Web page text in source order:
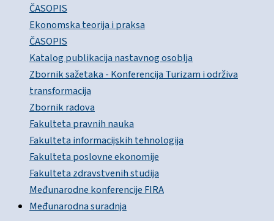
ČASOPIS
Ekonomska teorija i praksa
ČASOPIS
Katalog publikacija nastavnog osoblja
Zbornik sažetaka - Konferencija Turizam i održiva
transformacija
Zbornik radova
Fakulteta pravnih nauka
Fakulteta informacijskih tehnologija
Fakulteta poslovne ekonomije
Fakulteta zdravstvenih studija
Međunarodne konferencije FIRA
Međunarodna suradnja